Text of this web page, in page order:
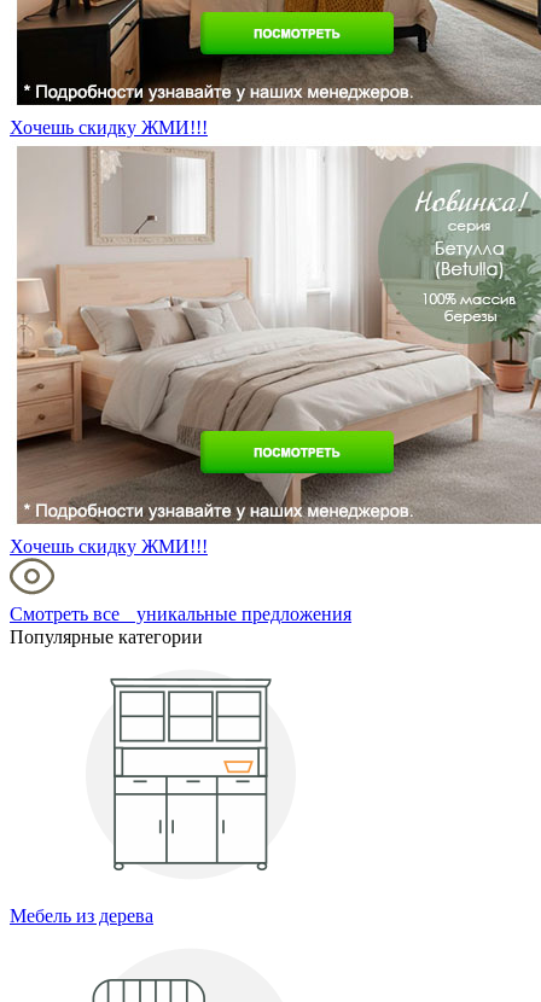
Хочешь скидку ЖМИ!!!
Хочешь скидку ЖМИ!!!
Смотреть все уникальные предложения
Популярные категории
Мебель из дерева